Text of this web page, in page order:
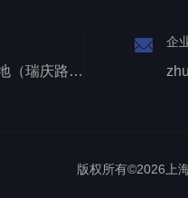
上海张江医疗器械产业基地（瑞庆路528号）
企
版权所有©2026